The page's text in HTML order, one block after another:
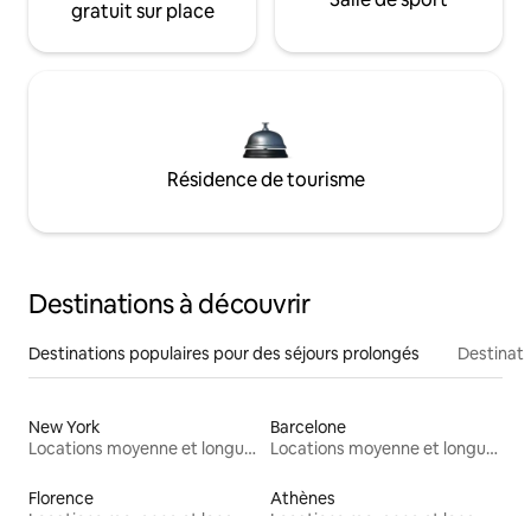
gratuit sur place
Résidence de tourisme
Destinations à découvrir
Destinations populaires pour des séjours prolongés
New York
Locations moyenne et longue durée
Barcelone
Locations moyenne et longue durée
Florence
Athènes